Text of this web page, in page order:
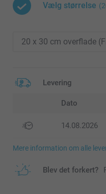
Vælg størrelse
Levering
Dato
14.08.2026
Mere information om alle
Blev det forkert?